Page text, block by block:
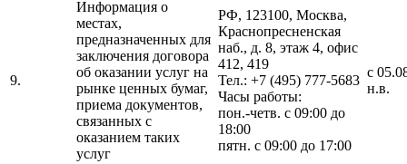
9.
Информация о
местах,
предназначенных для
заключения договора
об оказании услуг на
рынке ценных бумаг,
приема документов,
связанных с
оказанием таких
услуг
РФ, 123100, Москва,
Краснопресненская
наб., д. 8, этаж 4, офис
412, 419
Тел.: +7 (495) 777-5683
Часы работы:
пон.-четв. с 09:00 до
18:00
пятн. с 09:00 до 17:00
с
н.в.